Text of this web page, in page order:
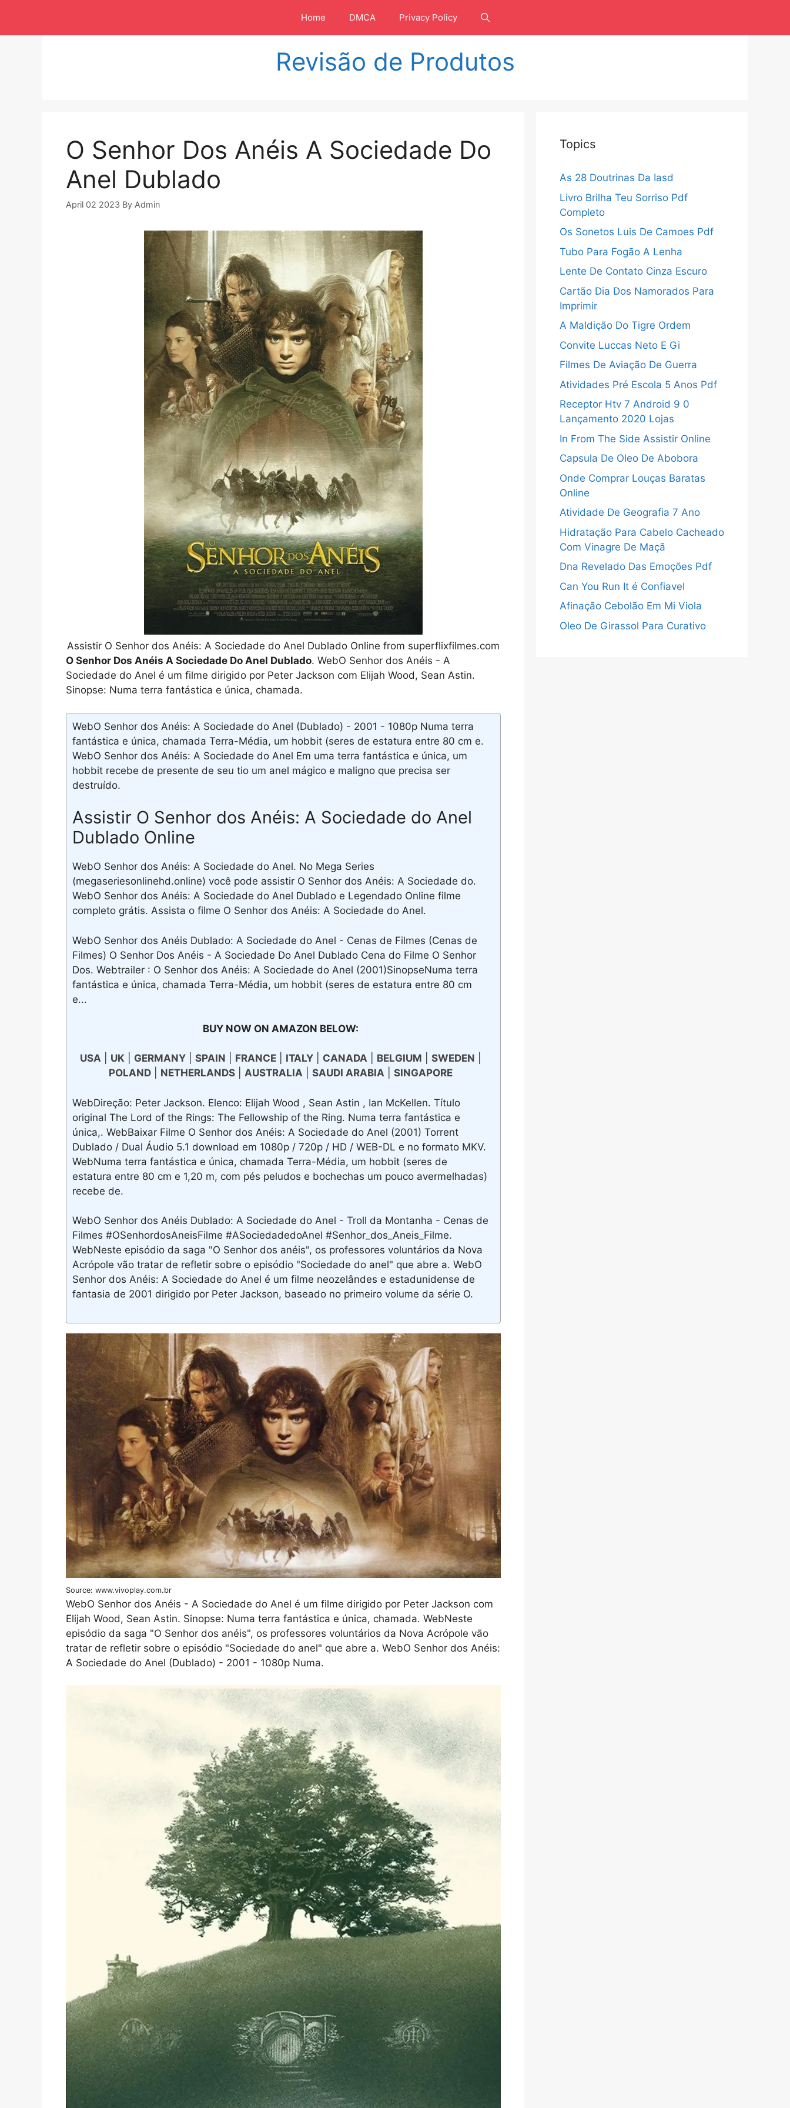
isi
Home DMCA Privacy Policy
Revisão de Produtos
O Senhor Dos Anéis A Sociedade Do
Anel Dublado
April 02 2023 By Admin
Assistir O Senhor dos Anéis: A Sociedade do Anel Dublado Online from superflixfilmes.com
O Senhor Dos Anéis A Sociedade Do Anel Dublado. WebO Senhor dos Anéis - A
Sociedade do Anel é um filme dirigido por Peter Jackson com Elijah Wood, Sean Astin.
Sinopse: Numa terra fantástica e única, chamada.
WebO Senhor dos Anéis: A Sociedade do Anel (Dublado) - 2001 - 1080p Numa terra
fantástica e única, chamada Terra-Média, um hobbit (seres de estatura entre 80 cm e.
WebO Senhor dos Anéis: A Sociedade do Anel Em uma terra fantástica e única, um
hobbit recebe de presente de seu tio um anel mágico e maligno que precisa ser
destruído.
Assistir O Senhor dos Anéis: A Sociedade do Anel
Dublado Online
WebO Senhor dos Anéis: A Sociedade do Anel. No Mega Series
(megaseriesonlinehd.online) você pode assistir O Senhor dos Anéis: A Sociedade do.
WebO Senhor dos Anéis: A Sociedade do Anel Dublado e Legendado Online filme
completo grátis. Assista o filme O Senhor dos Anéis: A Sociedade do Anel.
WebO Senhor dos Anéis Dublado: A Sociedade do Anel - Cenas de Filmes (Cenas de
Filmes) O Senhor Dos Anéis - A Sociedade Do Anel Dublado Cena do Filme O Senhor
Dos. Webtrailer : O Senhor dos Anéis: A Sociedade do Anel (2001)SinopseNuma terra
fantástica e única, chamada Terra-Média, um hobbit (seres de estatura entre 80 cm
e...
BUY NOW ON AMAZON BELOW:
USA| UK| GERMANY| SPAIN FRANCE| ITALY| CANADA| BELGIUM SWEDEN
POLAND| NETHERLANDS| AUSTRALIA| SAUDI ARABIA| SINGAPORE
WebDireção: Peter Jackson. Elenco: Elijah Wood , Sean Astin , Ian McKellen. Título
original The Lord of the Rings: The Fellowship of the Ring. Numa terra fantástica e
única,. WebBaixar Filme O Senhor dos Anéis: A Sociedade do Anel (2001) Torrent
Dublado / Dual Áudio 5.1 download em 1080p / 720p / HD / WEB-DL e no formato MKV.
WebNuma terra fantástica e única, chamada Terra-Média, um hobbit (seres de
estatura entre 80 cm e 1,20 m, com pés peludos e bochechas um pouco avermelhadas)
recebe de.
WebO Senhor dos Anéis Dublado: A Sociedade do Anel - Troll da Montanha - Cenas de
Filmes #OSenhordosAneisFilme #ASociedadedoAnel #Senhor_dos_Aneis_Filme.
WebNeste episódio da saga "O Senhor dos anéis", os professores voluntários da Nova
Acrópole vão tratar de refletir sobre o episódio "Sociedade do anel" que abre a. WebO
Senhor dos Anéis: A Sociedade do Anel é um filme neozelândes e estadunidense de
fantasia de 2001 dirigido por Peter Jackson, baseado no primeiro volume da série O.
Source: www.vivoplay.com.br
WebO Senhor dos Anéis - A Sociedade do Anel é um filme dirigido por Peter Jackson com
Elijah Wood, Sean Astin. Sinopse: Numa terra fantástica e única, chamada. WebNeste
episódio da saga "O Senhor dos anéis", os professores voluntários da Nova Acrópole vão
tratar de refletir sobre o episódio "Sociedade do anel" que abre a. WebO Senhor dos Anéis:
A Sociedade do Anel (Dublado) - 2001 - 1080p Numa.
Topics
As 28 Doutrinas Da Iasd
Livro Brilha Teu Sorriso Pdf
Completo
Os Sonetos Luis De Camoes Pdf
Tubo Para Fogão A Lenha
Lente De Contato Cinza Escuro
Cartão Dia Dos Namorados Para
Imprimir
A Maldição Do Tigre Ordem
Convite Luccas Neto E Gi
Filmes De Aviação De Guerra
Atividades Pré Escola 5 Anos Pdf
Receptor Htv 7 Android 9 0
Lançamento 2020 Lojas
In From The Side Assistir Online
Capsula De Oleo De Abobora
Onde Comprar Louças Baratas
Online
Atividade De Geografia 7 Ano
Hidratação Para Cabelo Cacheado
Com Vinagre De Maçã
Dna Revelado Das Emoções Pdf
Can You Run It é Confiavel
Afinação Cebolão Em Mi Viola
Oleo De Girassol Para Curativo